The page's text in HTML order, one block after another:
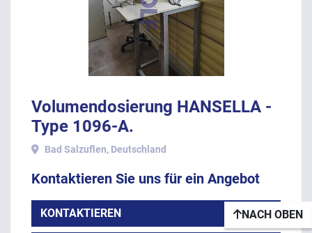
LÖSCHEN
Volumendosierung HANSELLA -
Type 1096-A.
Bad Salzuflen, Deutschland
Kontaktieren Sie uns für ein Angebot
KONTAKTIEREN NACH OBEN